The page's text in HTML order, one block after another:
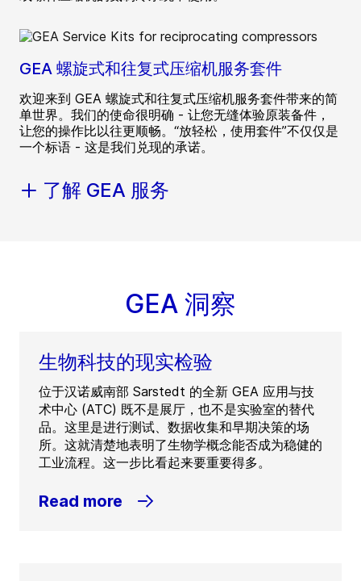
GEA 螺旋式和往复式压缩机服务套件
欢迎来到 GEA 螺旋式和往复式压缩机服务套件带来的简
单世界。我们的使命很明确 - 让您无缝体验原装备件，
让您的操作比以往更顺畅。“放轻松，使用套件”不仅仅是
一个标语 - 这是我们兑现的承诺。
了解 GEA 服务
GEA 洞察
生物科技的现实检验
位于汉诺威南部 Sarstedt 的全新 GEA 应用与技
术中心 (ATC) 既不是展厅，也不是实验室的替代
品。这里是进行测试、数据收集和早期决策的场
所。这就清楚地表明了生物学概念能否成为稳健的
工业流程。这一步比看起来要重要得多。
Read more